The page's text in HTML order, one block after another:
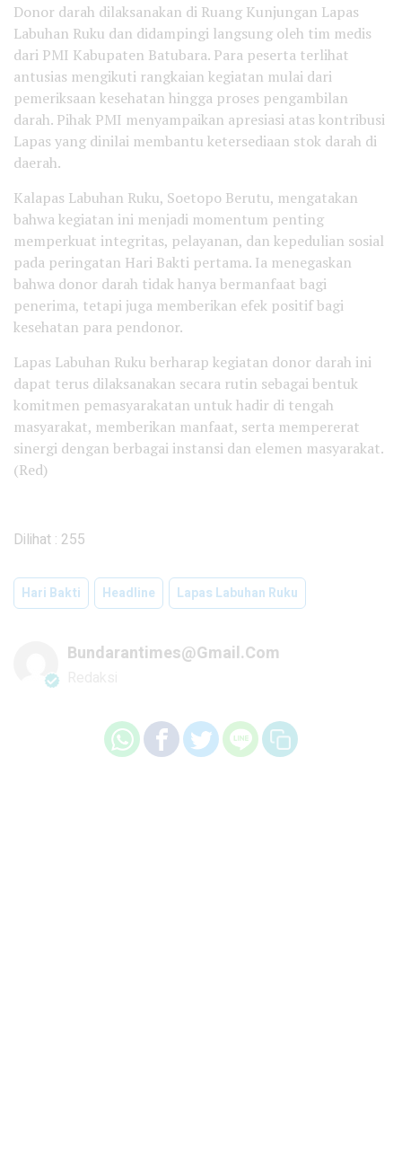
Donor darah dilaksanakan di Ruang Kunjungan Lapas
Labuhan Ruku dan didampingi langsung oleh tim medis
dari PMI Kabupaten Batubara. Para peserta terlihat
antusias mengikuti rangkaian kegiatan mulai dari
pemeriksaan kesehatan hingga proses pengambilan
darah. Pihak PMI menyampaikan apresiasi atas kontribusi
Lapas yang dinilai membantu ketersediaan stok darah di
daerah.
Kalapas Labuhan Ruku, Soetopo Berutu, mengatakan
bahwa kegiatan ini menjadi momentum penting
memperkuat integritas, pelayanan, dan kepedulian sosial
pada peringatan Hari Bakti pertama. Ia menegaskan
bahwa donor darah tidak hanya bermanfaat bagi
penerima, tetapi juga memberikan efek positif bagi
kesehatan para pendonor.
Lapas Labuhan Ruku berharap kegiatan donor darah ini
dapat terus dilaksanakan secara rutin sebagai bentuk
komitmen pemasyarakatan untuk hadir di tengah
masyarakat, memberikan manfaat, serta mempererat
sinergi dengan berbagai instansi dan elemen masyarakat.
(Red)
Dilihat : 255
Hari Bakti Headline Lapas Labuhan Ruku
Bundarantimes@gmail.com